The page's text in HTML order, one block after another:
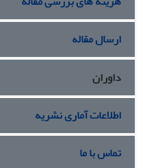
ارسال مقاله
داوران
اطلاعات آماری نشریه
تماس با ما